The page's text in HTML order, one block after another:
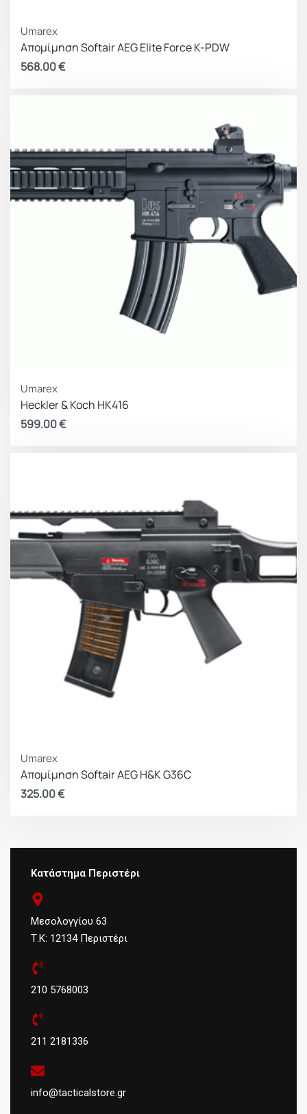
Umarex
Απομίμηση Softair AEG Elite Force K-PDW
568.00€
Umarex
Heckler & Koch HK416
599.00€
Umarex
Απομίμηση Softair AEG Η&Κ G36C
325.00€
Κατάστημα Περιστέρι
Μεσολογγίου 63
Τ.Κ: 12134 Περιστέρι
210 5768003
211 2181336
info@tacticalstore.gr